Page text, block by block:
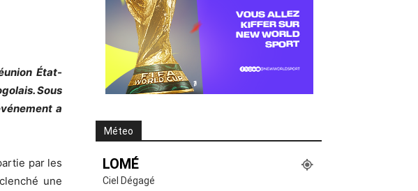
État-
Sous
a
par les
une
Méteo
LOMÉ
Ciel Dégagé